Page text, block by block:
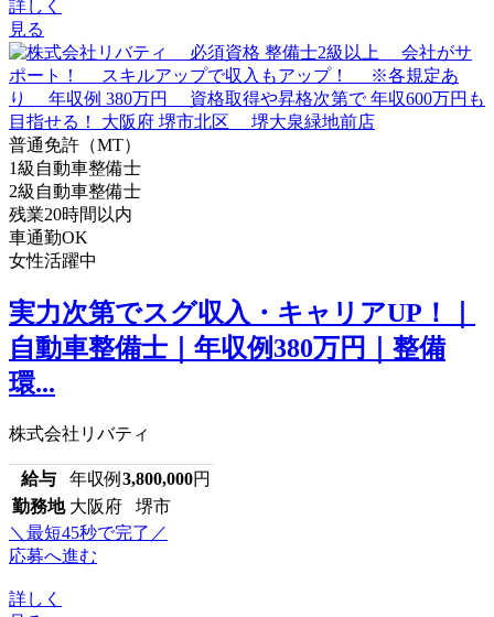
詳しく
見る
普通免許（MT）
1級自動車整備士
2級自動車整備士
残業20時間以内
車通勤OK
女性活躍中
実力次第でスグ収入・キャリアUP！｜
自動車整備士｜年収例380万円｜整備
環...
株式会社リバティ
給与 年収例 3,800,000円
勤務地 大阪府 堺市
＼最短45秒で完了／
応募へ進む
詳しく